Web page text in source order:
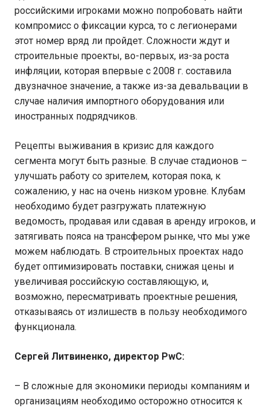
российскими игроками можно попробовать найти
компромисс о фиксации курса, то с легионерами
этот номер вряд ли пройдет. Сложности ждут и
строительные проекты, во-первых, из-за роста
инфляции, которая впервые с 2008 г. составила
двузначное значение, а также из-за девальвации в
случае наличия импортного оборудования или
иностранных подрядчиков.
Рецепты выживания в кризис для каждого
сегмента могут быть разные. В случае стадионов –
улучшать работу со зрителем, которая пока, к
сожалению, у нас на очень низком уровне. Клубам
необходимо будет разгружать платежную
ведомость, продавая или сдавая в аренду игроков, и
затягивать пояса на трансфером рынке, что мы уже
можем наблюдать. В строительных проектах надо
будет оптимизировать поставки, снижая цены и
увеличивая российскую составляющую, и,
возможно, пересматривать проектные решения,
отказываясь от излишеств в пользу необходимого
функционала.
Сергей Литвиненко, директор PwC:
– В сложные для экономики периоды компаниям и
организациям необходимо осторожно относится к